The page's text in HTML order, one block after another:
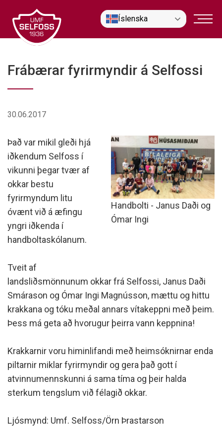
efni
Íslenska
Frábærar fyrirmyndir á Selfossi
30.06.2017
Handbolti - Janus Daði og
Ómar Ingi
Það var mikil gleði hjá
iðkendum Selfoss í
vikunni þegar tvær af
okkar bestu
fyrirmyndum litu
óvænt við á æfingu
yngri iðkenda í
handboltaskólanum.
Tveit af
landsliðsmönnunum okkar frá Selfossi, Janus Daði
Smárason og Ómar Ingi Magnússon, mættu og hittu
krakkana og tóku meðal annars vítakeppni með þeim.
Þess má geta að hvorugur þeirra vann keppnina!
Krakkarnir voru himinlifandi með heimsóknirnar enda
piltarnir miklar fyrirmyndir og gera það gott í
atvinnumennskunni á sama tíma og þeir halda
sterkum tengslum við félagið okkar.
Ljósmynd: Umf. Selfoss/Örn Þrastarson